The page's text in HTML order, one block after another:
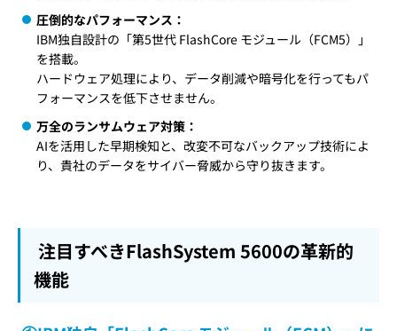
圧倒的なパフォーマンス：
IBM独自設計の「第5世代 FlashCore モジュール（FCM5）」
を搭載。
ハードウェア処理により、データ削減や暗号化を行ってもパ
フォーマンスを低下させません。
万全のランサムウェア対策：
AIを活用した早期検知と、改変不可なバックアップ技術によ
り、貴社のデータをサイバー脅威から守り抜きます。
注目すべきFlashSystem 5600の革新的
機能